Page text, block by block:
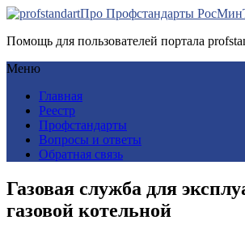
Про Профстандарты
Помощь для пользователей портала
Меню
Главная
Реестр
Профстандарты
Вопросы и ответы
Обратная связь
Газовая служба для
газовой котельной